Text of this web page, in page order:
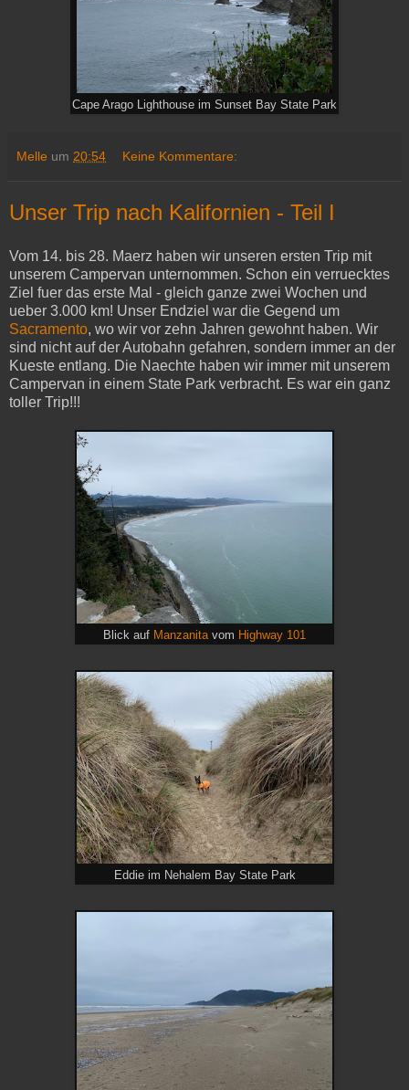
Cape Arago Lighthouse im Sunset Bay State Park
Melle um 20:54 Keine Kommentare:
Unser Trip nach Kalifornien - Teil I
Vom 14. bis 28. Maerz haben wir unseren ersten Trip mit
unserem Campervan unternommen. Schon ein verruecktes
Ziel fuer das erste Mal - gleich ganze zwei Wochen und
ueber 3.000 km! Unser Endziel war die Gegend um
Sacramento, wo wir vor zehn Jahren gewohnt haben. Wir
sind nicht auf der Autobahn gefahren, sondern immer an der
Kueste entlang. Die Naechte haben wir immer mit unserem
Campervan in einem State Park verbracht. Es war ein ganz
toller Trip!!!
Blick auf Manzanita vom Highway 101
Eddie im Nehalem Bay State Park